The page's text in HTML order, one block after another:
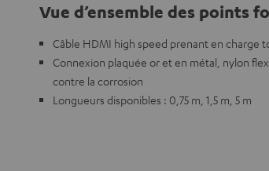
Vue d’ensemble des points
Câble HDMI high speed prenant en charge
Connexion plaquée or et en métal, nylon
contre la corrosion
Longueurs disponibles : 0,75 m, 1,5 m, 5 m